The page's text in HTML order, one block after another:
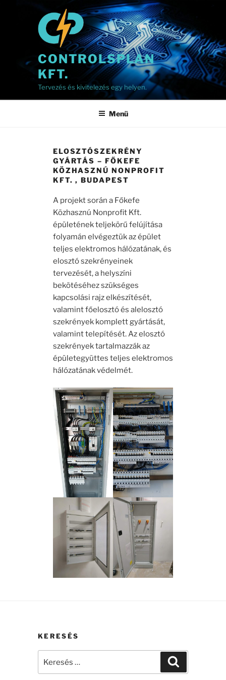
CONTROLSPLAN
KFT.
Tervezés és kivitelezés egy helyen.
Menü
ELOSZTÓSZEKRÉNY
GYÁRTÁS – FŐKEFE
KÖZHASZNÚ NONPROFIT
KFT. , BUDAPEST
A projekt során a Főkefe
Közhasznú Nonprofit Kft.
épületének teljekörű felújítása
folyamán elvégeztük az épület
teljes elektromos hálózatának, és
elosztó szekrényeinek
tervezését, a helyszíni
bekötéséhez szükséges
kapcsolási rajz elkészítését,
valamint főelosztó és alelosztó
szekrények komplett gyártását,
valamint telepítését. Az elosztó
szekrények tartalmazzák az
épületegyüttes teljes elektromos
hálózatának védelmét.
KERESÉS